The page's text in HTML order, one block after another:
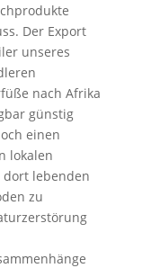
Der Export
unseres
nach Afrika
günstig
einen
lokalen
lebenden
zu